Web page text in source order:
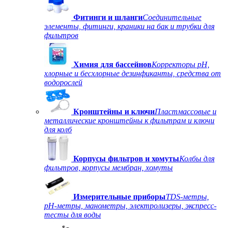
Фитинги и шлангиСоединительные
элементы, фитинги, краники на бак и трубки для
фильтров
Химия для бассейновКорректоры рН,
хлорные и бесхлорные дезинфиканты, средства от
водорослей
Кронштейны и ключиПластмассовые и
металлические кронштейны к фильтрам и ключи
для колб
Корпусы фильтров и хомутыКолбы для
фильтров, корпусы мембран, хомуты
Измерительные приборыTDS-метры,
рН-метры, манометры, электролизеры, экспресс-
тесты для воды